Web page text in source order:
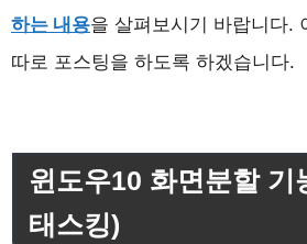
하는 내용을 살펴보시기 바랍니다.
따로 포스팅을 하도록 하겠습니다.
윈도우10 화면분할 기
태스킹)